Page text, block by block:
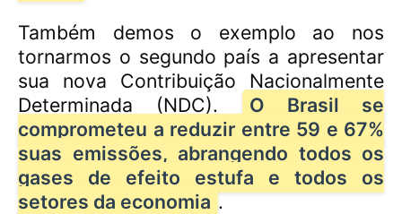
Também demos o exemplo ao nos
tornarmos o segundo país a apresentar
sua nova Contribuição Nacionalmente
Determinada (NDC).
O Brasil se
comprometeu a reduzir entre 59 e 67%
suas emissões, abrangendo todos os
gases de efeito estufa e todos os
setores da economia .